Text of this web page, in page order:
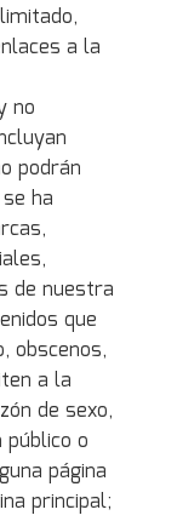
a la
no
podrán
ha
de nuestra
que
obscenos,
a la
de sexo,
o
página
principal;